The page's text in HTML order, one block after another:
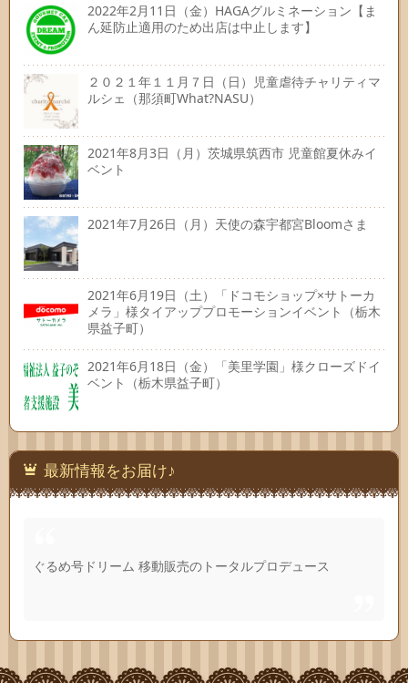
2022年2月11日（金）HAGAグルミネーション【ま
ん延防止適用のため出店は中止します】
２０２１年１１月７日（日）児童虐待チャリティマ
ルシェ（那須町What?NASU）
2021年8月3日（月）茨城県筑西市 児童館夏休みイ
ベント
2021年7月26日（月）天使の森宇都宮Bloomさま
2021年6月19日（土）「ドコモショップ×サトーカ
メラ」様タイアッププロモーションイベント（栃木
県益子町）
2021年6月18日（金）「美里学園」様クローズドイ
ベント（栃木県益子町）
最新情報をお届け♪
ぐるめ号ドリーム 移動販売のトータルプロデュース